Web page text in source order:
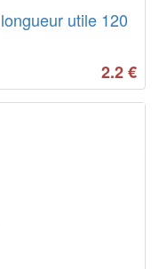
utile 120
2.2€